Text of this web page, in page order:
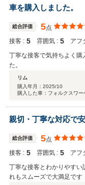
車を購入しました。
総合評価 5点
接客 : 5 雰囲気 : 5 アフ
丁寧な接客で気持ちよく購
た。
リム
購入年月： 2025/10
購入した車：フォルクスワ
親切・丁寧な対応で
総合評価 5点
接客 : 5 雰囲気 : 5 アフ
丁寧な接客とわかりやす
れもスムーズで大満足です